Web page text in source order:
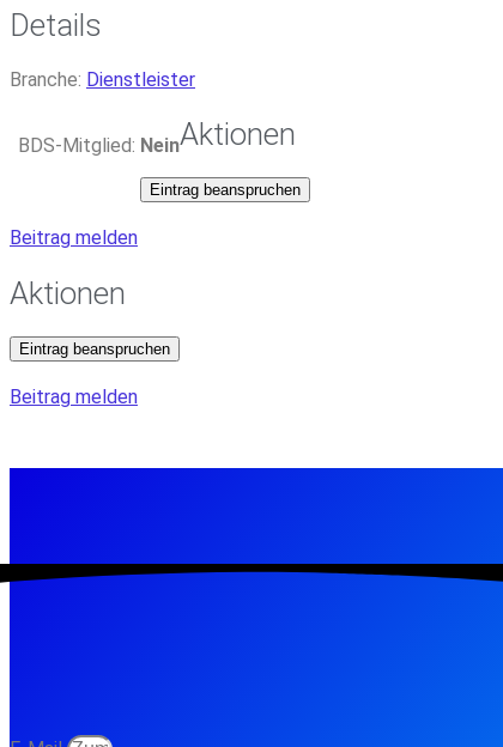
Details
Branche: Dienstleister
BDS-Mitglied: NeinAktionen
Eintrag beanspruchen
Beitrag melden
Aktionen
Eintrag beanspruchen
Beitrag melden